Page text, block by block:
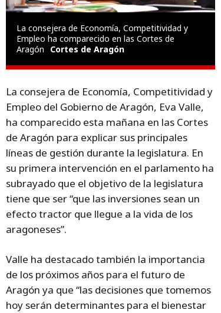
La consejera de Economía, Competitividad y
Empleo ha comparecido en las Cortes de
Aragón
Cortes de Aragón
La consejera de Economía, Competitividad y
Empleo del Gobierno de Aragón, Eva Valle,
ha comparecido esta mañana en las Cortes
de Aragón para explicar sus principales
líneas de gestión durante la legislatura. En
su primera intervención en el parlamento ha
subrayado que el objetivo de la legislatura
tiene que ser “que las inversiones sean un
efecto tractor que llegue a la vida de los
aragoneses”.
Valle ha destacado también la importancia
de los próximos años para el futuro de
Aragón ya que “las decisiones que tomemos
hoy serán determinantes para el bienestar